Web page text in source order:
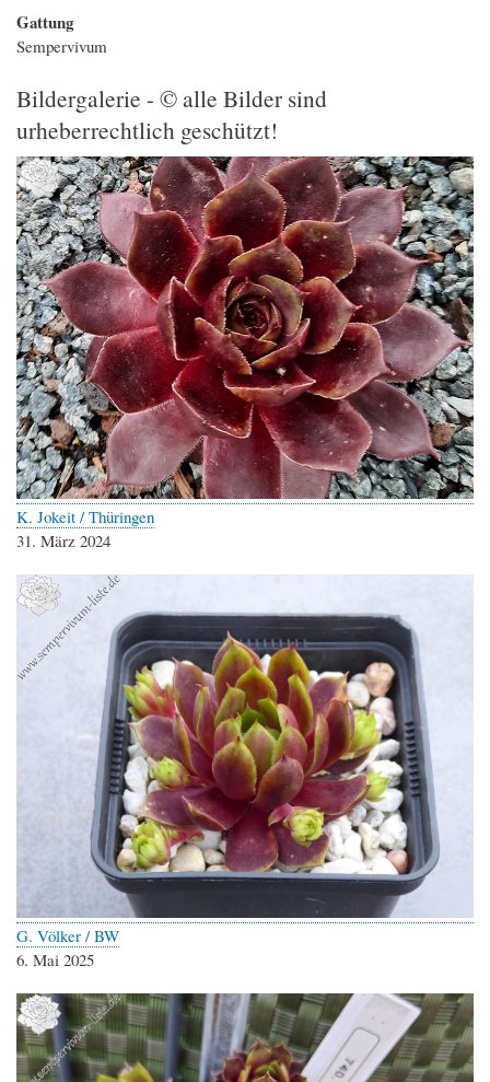
Gattung
Sempervivum
Bildergalerie - © alle Bilder sind
urheberrechtlich geschützt!
K. Jokeit / Thüringen
31. März 2024
G. Völker / BW
6. Mai 2025